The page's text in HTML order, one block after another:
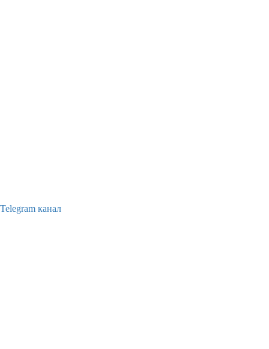
Telegram канал